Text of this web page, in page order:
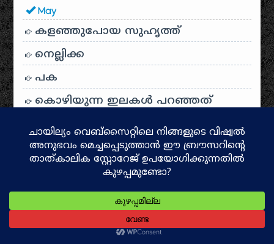
May
കളഞ്ഞുപോയ സുഹൃത്ത്
നെല്ലിക്ക
പക
കൊഴിയുന്ന ഇലകൾ പറഞ്ഞത്
സഖാവ്
നിപാ വൈറസ്
നിത്യപ്രാർത്ഥന
കൊട്ടിയൂർ വനസത്യാഗ്രഹം